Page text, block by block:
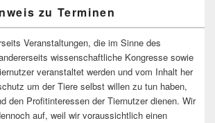
zu Terminen
Veranstaltungen, die im Sinne des
wissenschaftliche Kongresse sowie
veranstaltet werden und vom Inhalt her
um der Tiere selbst willen zu tun haben,
den Profitinteressen der Tiernutzer dienen. Wir
auf, weil wir voraussichtlich einen